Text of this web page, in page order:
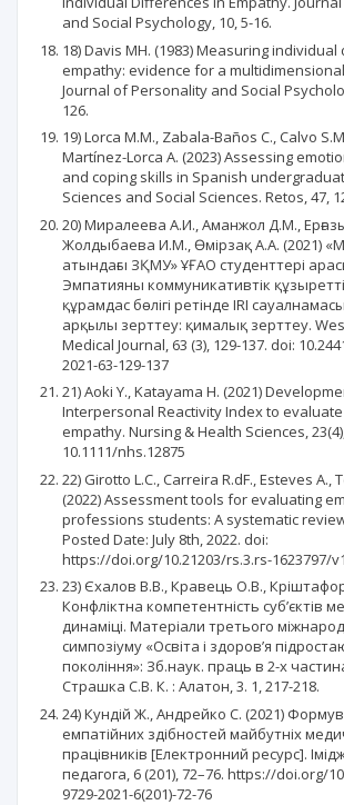
and Social Psychology, 10, 5-16.
18) Davis MH. (1983) Measuring
empathy: evidence for a
Journal of Personality and Social
126.
19) Lorca M.M., Zabala-Baños C., Calvo
Martínez-Lorca A. (2023) Assessing
and coping skills in Spanish
Sciences and Social Sciences. Retos, 47,
20) Миралеева А.И., Аманжол Д.М., Ерғазы
Жолдыбаева И.М., Өмірзақ А.А. (2021)
атындағы ЗҚМУ» ҰҒАО студенттері
Эмпатияны коммуникативтік
құрамдас бөлігі ретінде IRI
арқылы зерттеу: қималық зерттеу.
Medical Journal, 63 (3), 129-137. doi:
2021-63-129-137
21) Aoki Y., Katayama H. (2021)
Interpersonal Reactivity Index to evaluate
empathy. Nursing & Health Sciences,
10.1111/nhs.12875
22) Girotto L.C., Carreira R.dF., Esteves A.,
(2022) Assessment tools for evaluating
professions students: A systematic
Posted Date: July 8th, 2022. doi:
https://doi.org/10.21203/rs.3.rs-1623797/v1
23) Єхалов В.В., Кравець О.В.,
Конфліктна компетентність суб’єктів
динаміці. Матеріали третього
симпозіуму «Освіта і здоров’я
покоління»: Зб.наук. праць в 2-х
Страшка С.В. К. : Алатон, 3. 1, 217-218.
24) Кундій Ж., Андрейко С. (2021)
емпатійних здібностей майбутніх
працівників [Електронний ресурс].
педагога, 6 (201), 72–76. https://doi.org/
9729-2021-6(201)-72-76